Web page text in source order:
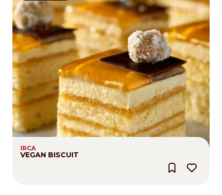
IRCA
VEGAN BISCUIT